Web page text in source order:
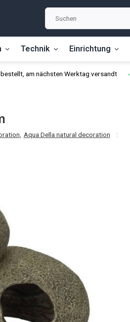
Technik Einrichtung
am nächsten Werktag versandt
Aqua Della natural decoration